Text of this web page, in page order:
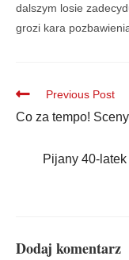
dalszym losie
grozi kara
Previous Post
Co za tempo!
Pijany 40-
Dodaj komentarz